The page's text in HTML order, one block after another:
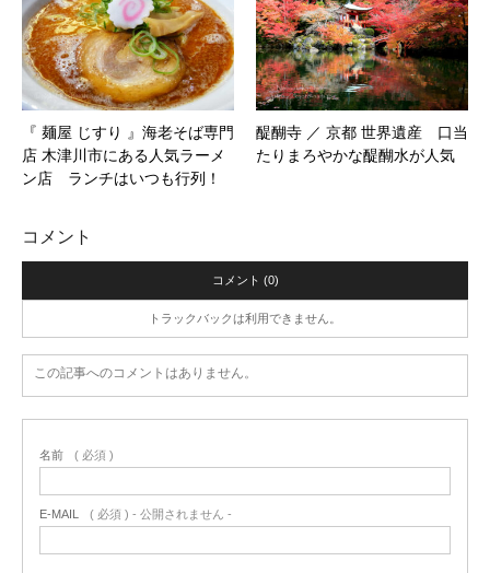
『 麺屋 じすり 』海老そば専門
店 木津川市にある人気ラーメ
ン店 ランチはいつも行列！
醍醐寺 ／ 京都 世界遺産 口当
たりまろやかな醍醐水が人気
コメント
コメント (0)
トラックバックは利用できません。
この記事へのコメントはありません。
名前 ( 必須 )
E-MAIL ( 必須 ) - 公開されません -